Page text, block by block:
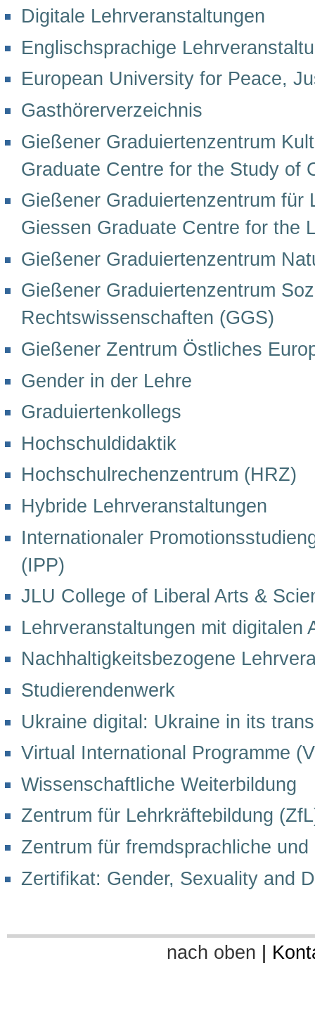
Digitale Lehrveranstaltungen
Englischsprachige
European University for Peace,
Gasthörerverzeichnis
Gießener Graduiertenzentrum
Graduate Centre for the Study of
Gießener Graduiertenzentrum
Giessen Graduate Centre for the
Gießener Graduiertenzentrum
Gießener Graduiertenzentrum
Rechtswissenschaften (GGS)
Gießener Zentrum Östliches
Gender in der Lehre
Graduiertenkollegs
Hochschuldidaktik
Hochschulrechenzentrum (HRZ)
Hybride Lehrveranstaltungen
Internationaler
(IPP)
JLU College of Liberal Arts &
Lehrveranstaltungen mit digitalen
Nachhaltigkeitsbezogene
Studierendenwerk
Ukraine digital: Ukraine in its
Virtual International Programme
Wissenschaftliche Weiterbildung
Zentrum für Lehrkräftebildung
Zentrum für fremdsprachliche
Zertifikat: Gender, Sexuality and
nach oben |